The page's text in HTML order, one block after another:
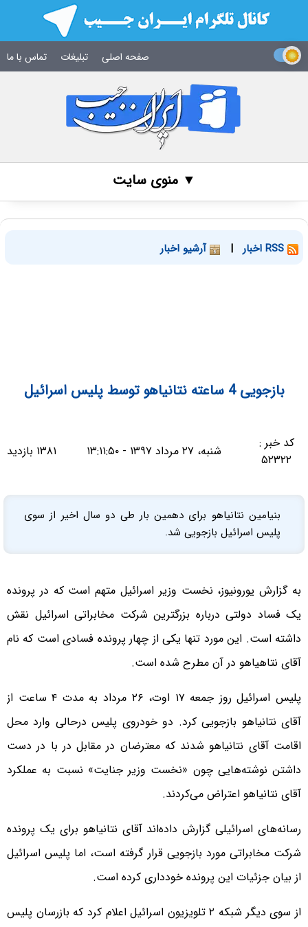
صفحه اصلی تبلیغات تماس با ما
▼ منوی سایت
| آرشیو اخبار
بازجویی 4 ساعته نتانیاهو توسط پلیس اسرائیل
کد خبر :
۵۲۳۲۲
شنبه، ۲۷ مرداد ۱۳۹۷ - ۱۳:۱۱:۵۰ ۱۳۸۱ بازدید
بنیامین نتانیاهو برای دهمین بار طی دو سال اخیر از سوی
پلیس اسرائیل بازجویی شد.
به گزارش یورونیوز، نخست وزیر اسرائیل متهم است که در پرونده
یک فساد دولتی درباره بزرگترین شرکت مخابراتی اسرائیل نقش
داشته است. این مورد تنها یکی از چهار پرونده فسادی است که نام
آقای نتاهیاهو در آن مطرح شده است.
پلیس اسرائیل روز جمعه ۱۷ اوت، ۲۶ مرداد به مدت ۴ ساعت از
آقای نتانیاهو بازجویی کرد. دو خودروی پلیس درحالی وارد محل
اقامت آقای نتانیاهو شدند که معترضان در مقابل در با در دست
داشتن نوشته‌هایی چون «نخست وزیر جنایت» نسبت به عملکرد
آقای نتانیاهو اعتراض می‌کردند.
رسانه‌های اسرائیلی گزارش داده‌اند آقای نتانیاهو برای یک پرونده
شرکت مخابراتی مورد بازجویی قرار گرفته است، اما پلیس اسرائیل
از بیان جزئیات این پرونده خودداری کرده است.
از سوی دیگر شبکه ۲ تلویزیون اسرائیل اعلام کرد که بازرسان پلیس